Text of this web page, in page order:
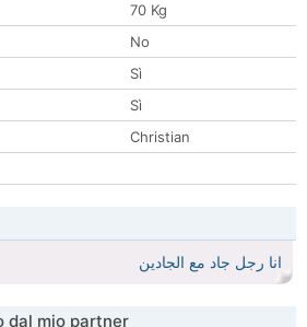
70 Kg
No
Sì
Sì
Christian
انا رجل جاد مع الجادين
dal mio partner